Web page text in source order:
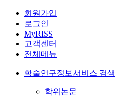
회원가입
로그인
MyRISS
고객센터
전체메뉴
학술연구정보서비스 검색
학위논문